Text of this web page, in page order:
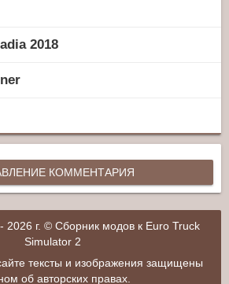
2018
КОММЕНТАРИЯ
2026 г. © Сборник модов к Euro Truck
Simulator 2
тексты и изображения защищены
об авторских правах.